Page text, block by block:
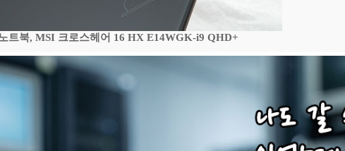
트북, MSI 크로스헤어 16 HX E14WGK-i9 QHD+